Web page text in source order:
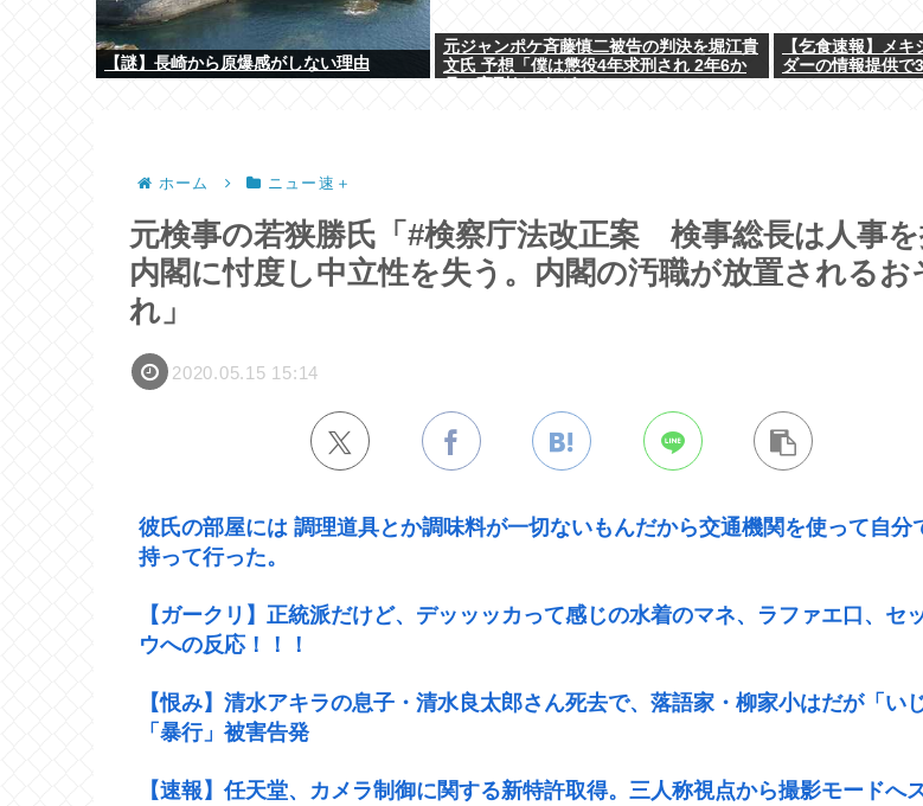
【謎】長崎から原爆感がしない理由
元ジャンポケ斉藤慎二被告の判決を堀江貴
文氏 予想「僕は懲役4年求刑され 2年6か
【乞食速報】メ
ダーの情報提供で
ホーム ニュー速＋
元検事の若狭勝氏「#検察庁法改正案 検事総長は人事を
内閣に忖度し中立性を失う。内閣の汚職が放置されるお
れ」
2020.05.15 15:14
彼氏の部屋には 調理道具とか調味料が一切ないもんだから交通機関を使って自分
持って行った。
【ガークリ】正統派だけど、デッッッカって感じの水着のマネ、ラファエ口、セ
ウへの反応！！！
【恨み】清水アキラの息子・清水良太郎さん死去で、落語家・柳家小はだが「いじ
「暴行」被害告発
【速報】任天堂、カメラ制御に関する新特許取得。三人称視点から撮影モードへ